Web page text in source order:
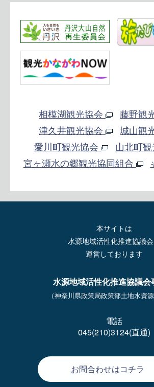
相模湖観光協会
藤野観
津久井観光協会
城山観
愛川町観光協会
山北町
宮ヶ瀬水の郷観光協同組合
本サイトは
水源地域活性化推進協議
運営しております
水源地域活性化推進協議会
（神奈川県政策局政策部土地水資源
電話
045(210)3124(直通)
お問合わせはコチラ